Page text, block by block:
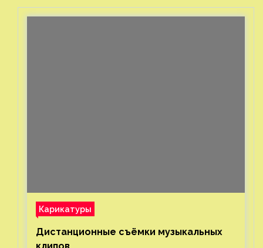
Карикатуры
Дистанционные съёмки музыкальных